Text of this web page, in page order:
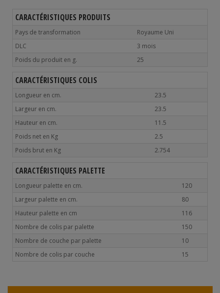
CARACTÉRISTIQUES PRODUITS
Pays de transformation
Royaume Uni
DLC
3 mois
Poids du produit en g.
25
CARACTÉRISTIQUES COLIS
Longueur en cm.
23.5
Largeur en cm.
23.5
Hauteur en cm.
11.5
Poids net en Kg
2.5
Poids brut en Kg
2.754
CARACTÉRISTIQUES PALETTE
Longueur palette en cm.
120
Largeur palette en cm.
80
Hauteur palette en cm
116
Nombre de colis par palette
150
Nombre de couche par palette
10
Nombre de colis par couche
15